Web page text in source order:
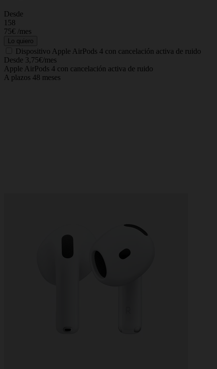
Desde
158
75€ /mes
Lo quiero
Dispositivo Apple AirPods 4 con cancelación activa de ruido
Desde 3,75€/mes
Apple AirPods 4 con cancelación activa de ruido
A plazos 48 meses